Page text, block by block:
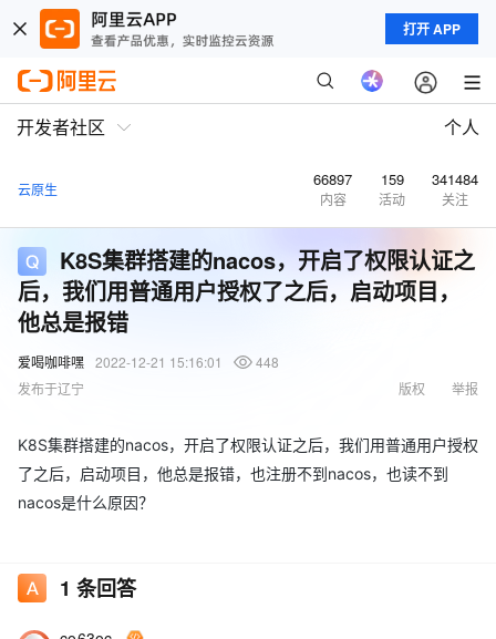
打开 APP
开发者社区 个人
云原生 66897
内容
159
活动
341484
关注
K8S集群搭建的nacos，开启了权限认证之
后，我们用普通用户授权了之后，启动项目，
他总是报错
爱喝咖啡嘿 2022-12-21 15:16:01
448
发布于辽宁
举报
版权
K8S集群搭建的nacos，开启了权限认证之后，我们用普通用户授权
了之后，启动项目，他总是报错，也注册不到nacos，也读不到
nacos是什么原因？
1 条回答